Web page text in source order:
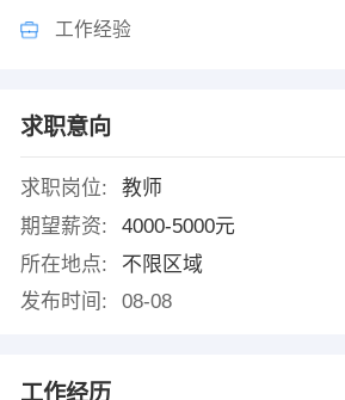
工作经验
求职意向
求职岗位:
教师
期望薪资:
4000-5000元
所在地点:
不限区域
发布时间:
08-08
工作经历